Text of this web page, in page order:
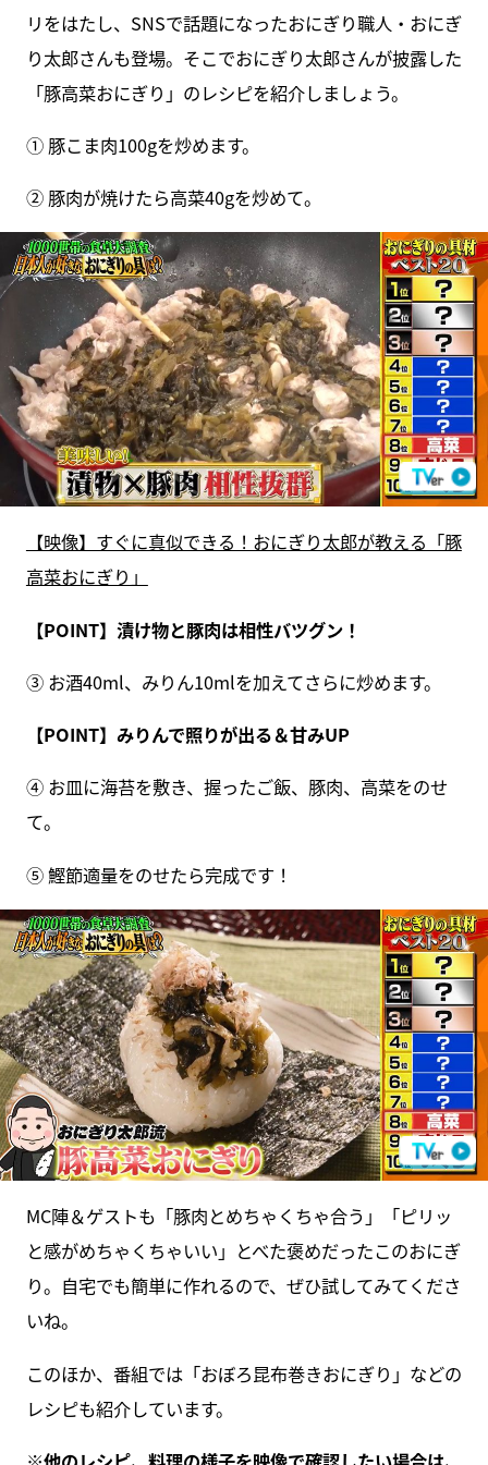
リをはたし、SNSで話題になったおにぎり職人・おにぎ
り太郎さんも登場。そこでおにぎり太郎さんが披露した
「豚高菜おにぎり」のレシピを紹介しましょう。
① 豚こま肉100gを炒めます。
② 豚肉が焼けたら高菜40gを炒めて。
【映像】すぐに真似できる！おにぎり太郎が教える「豚
高菜おにぎり」
【POINT】漬け物と豚肉は相性バツグン！
③ お酒40ml、みりん10mlを加えてさらに炒めます。
【POINT】みりんで照りが出る＆甘みUP
④ お皿に海苔を敷き、握ったご飯、豚肉、高菜をのせ
て。
⑤ 鰹節適量をのせたら完成です！
MC陣＆ゲストも「豚肉とめちゃくちゃ合う」「ピリッ
と感がめちゃくちゃいい」とべた褒めだったこのおにぎ
り。自宅でも簡単に作れるので、ぜひ試してみてくださ
いね。
このほか、番組では「おぼろ昆布巻きおにぎり」などの
レシピも紹介しています。